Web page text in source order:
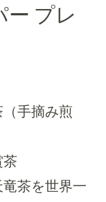
ー プレ
手摘み煎
茶
茶を世界一